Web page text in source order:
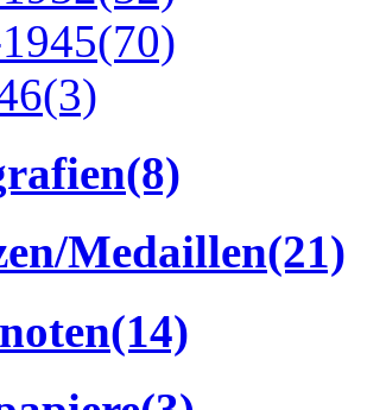
(70)
(3)
(8)
Medaillen(21)
(14)